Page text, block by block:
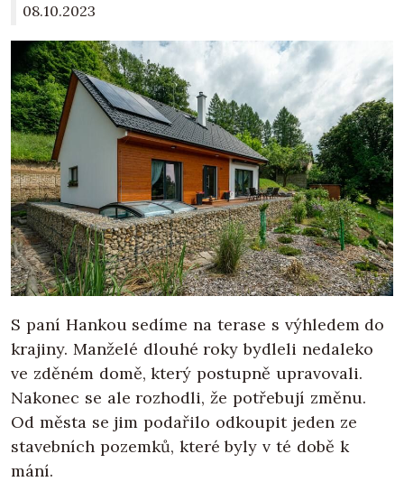
08.10.2023
S paní Hankou sedíme na terase s výhledem do
krajiny. Manželé dlouhé roky bydleli nedaleko
ve zděném domě, který postupně upravovali.
Nakonec se ale rozhodli, že potřebují změnu.
Od města se jim podařilo odkoupit jeden ze
stavebních pozemků, které byly v té době k
mání.